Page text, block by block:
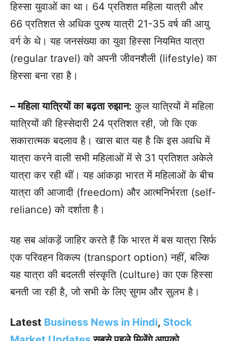
हिस्सा युवाओं का था। 64 प्रतिशत महिला यात्री और
66 प्रतिशत से अधिक पुरुष यात्री 21-35 वर्ष की आयु
वर्ग के थे। यह जनसंख्या का युवा हिस्सा नियमित यात्रा
(regular travel) को अपनी जीवनशैली (lifestyle) का
हिस्सा बना रहा है।
– महिला यात्रियों का बढ़ता रुझान: कुल यात्रियों में महिला
यात्रियों की हिस्सेदारी 24 प्रतिशत रही, जो कि एक
सकारात्मक बदलाव है। खास बात यह है कि इस अवधि में
यात्रा करने वाली सभी महिलाओं में से 31 प्रतिशत अकेले
यात्रा कर रही थीं। यह आंकड़ा भारत में महिलाओं के बीच
यात्रा की आजादी (freedom) और आत्मनिर्भरता (self-
reliance) को दर्शाता है।
यह सब आंकड़ें जाहिर करते हैं कि भारत में बस यात्रा सिर्फ
एक परिवहन विकल्प (transport option) नहीं, बल्कि
यह यात्रा की बदलती संस्कृति (culture) का एक हिस्सा
बनती जा रही है, जो सभी के लिए सुगम और सुलभ है।
Latest Business News in Hindi, Stock